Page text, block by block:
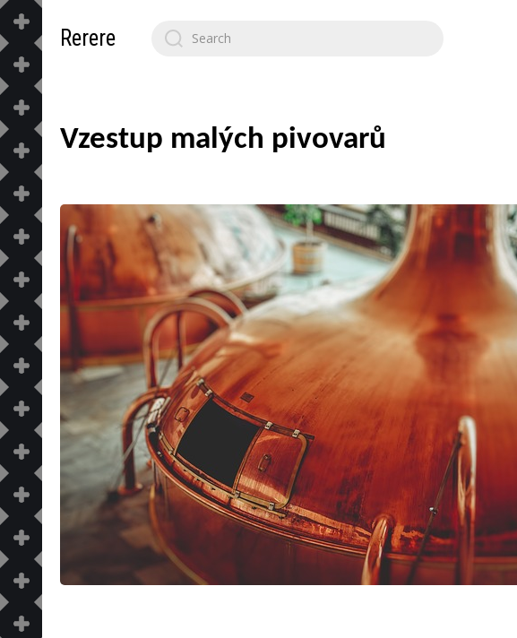
Rerere
Search
for:
Vzestup malých pivovarů